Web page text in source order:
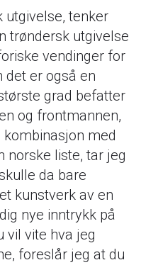
utgivelse, tenker
trøndersk utgivelse
vendinger for
det er også en
grad befatter
og frontmannen,
kombinasjon med
norske liste, tar jeg
da bare
kunstverk av en
nye inntrykk på
vil vite hva jeg
foreslår jeg at du